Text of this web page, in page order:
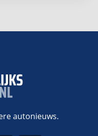
autonieuws.